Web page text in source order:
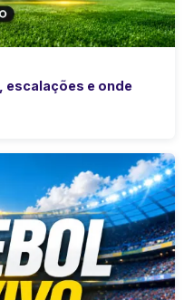
escalações e onde